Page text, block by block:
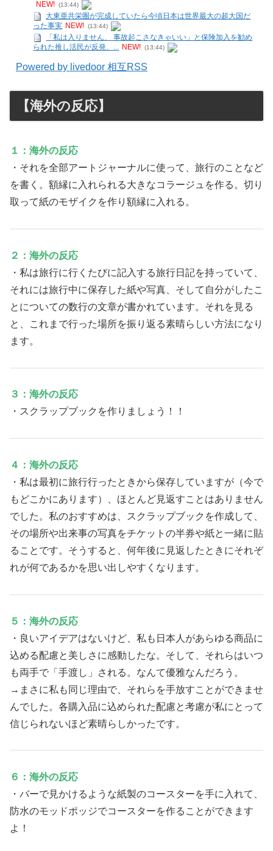
NEW! (13:44)
大東亜共栄圏が完成していたら今頃日本は世界最大の超大国だ
った事実 NEW! (13:44)
「私は入りません、 事故起こさなきゃいい」と保険加入を勧め
られた推し活民が反発、...
NEW! (13:44)
Powered by livedoor 相互RSS
【海外の反応】
１：海外の反応
・それを全部アートジャーナルに使って、旅行のことなど
を書く。額縁に入れられる大きなコラージュを作る。切り
取って紙のモザイクを作り額縁に入れる。
２：海外の反応
・私は旅行に行くたびに記入する旅行日記を持っていて、
それには旅行中に保存した紙や写真、そして自分がしたこ
とについての数行の文章が書かれています。それを見る
と、これまで行った場所を振り返る素晴らしい方法になり
ます。
３：海外の反応
・スクラップブックを作りましょう！！
４：海外の反応
・私は最初に旅行行ったときから保存していますが（今で
もどこかにあります）、ほとんど見返すことはありません
でした。私のおすすめは、スクラップブックを作成して、
その場所や出来事の写真をチケットの半券や紙と一緒に貼
ることです。そうすると、何年後に見返したときにそれぞ
れが何であるかを思い出しやすくなります。
５：海外の反応
・良いアイデアはないけど、私も日本人があらゆる商品に
込める配慮と美しさに感動したな。そして、それらはいつ
も両手で「手渡し」される。なんて優雅なんだろう。
→まさに私も同じ理由で、それらを手放すことができませ
んでした。各購入品に込められた配慮と考慮が私にとって
信じられないほど素晴らしかったです。
６：海外の反応
・バーで見かけるような紙製のコースターを手に入れて、
防水のモッドポッジでコースターを作ることができます
よ！